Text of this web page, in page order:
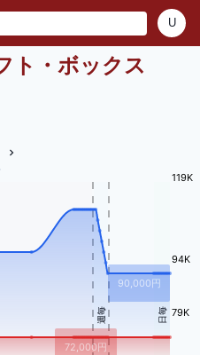
U
ト・ボックス
週毎 日毎 79K
94K
119K
90,000円
72,000円